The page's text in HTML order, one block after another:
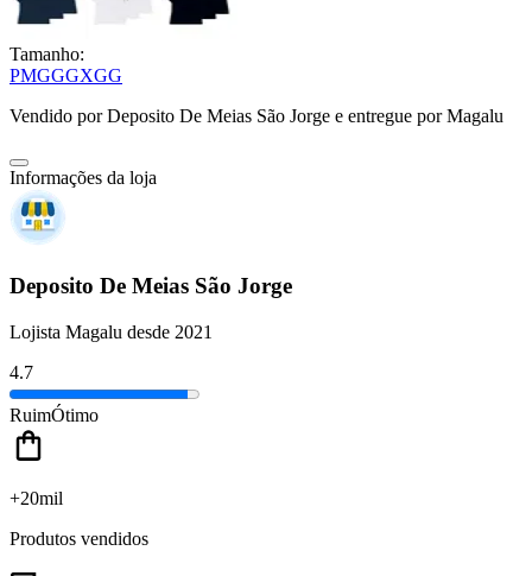
Tamanho:
PMGGGXGG
Vendido porDeposito De Meias São Jorge e entregue por Magalu
Informações da loja
Deposito De Meias São Jorge
Lojista Magalu desde 2021
4.7
RuimÓtimo
+20mil
Produtos vendidos